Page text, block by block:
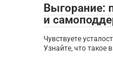
Выгорание:
и
Чувствуете
Узнайте, что такое